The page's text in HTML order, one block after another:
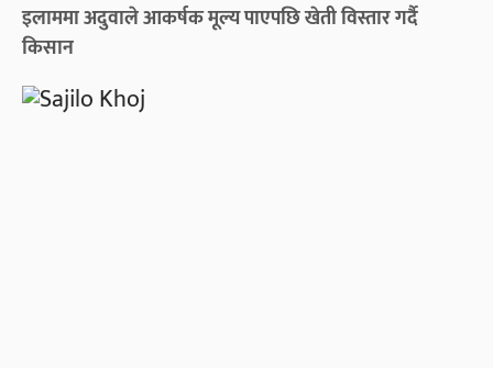
इलाममा अदुवाले आकर्षक मूल्य पाएपछि खेती विस्तार गर्दै
किसान